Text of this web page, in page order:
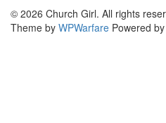
© 2026 Church Girl. All rights
Theme by WPWarfare Powered by